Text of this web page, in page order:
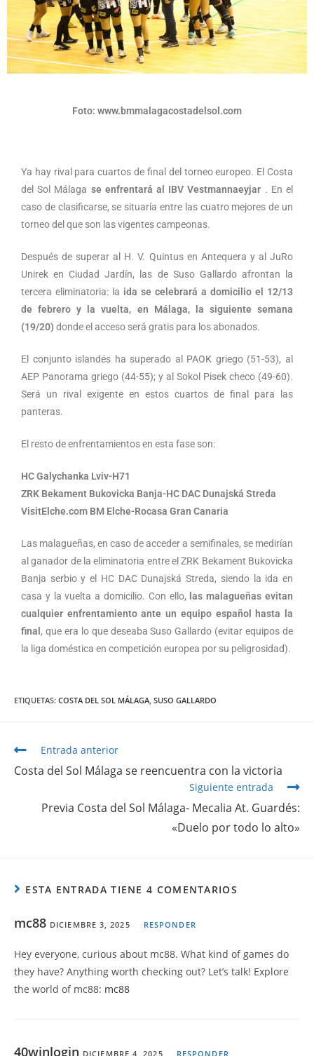
Foto: www.bmmalagacostadelsol.com
Ya hay rival para cuartos de final del torneo europeo. El Costa
del Sol Málaga se enfrentará al IBV Vestmannaeyjar . En el
caso de clasificarse, se situaría entre las cuatro mejores de un
torneo del que son las vigentes campeonas.
Después de superar al H. V. Quintus en Antequera y al JuRo
Unirek en Ciudad Jardín, las de Suso Gallardo afrontan la
tercera eliminatoria: la ida se celebrará a domicilio el 12/13
de febrero y la vuelta, en Málaga, la siguiente semana
(19/20) donde el acceso será gratis para los abonados.
El conjunto islandés ha superado al PAOK griego (51-53), al
AEP Panorama griego (44-55); y al Sokol Pisek checo (49-60).
Será un rival exigente en estos cuartos de final para las
panteras.
El resto de enfrentamientos en esta fase son:
HC Galychanka Lviv-H71
ZRK Bekament Bukovicka Banja-HC DAC Dunajská Streda
VisitElche.com BM Elche-Rocasa Gran Canaria
Las malagueñas, en caso de acceder a semifinales, se medirían
al ganador de la eliminatoria entre el ZRK Bekament Bukovicka
Banja serbio y el HC DAC Dunajská Streda, siendo la ida en
casa y la vuelta a domicilio. Con ello, las malagueñas evitan
cualquier enfrentamiento ante un equipo español hasta la
final , que era lo que deseaba Suso Gallardo (evitar equipos de
la liga doméstica en competición europea por su peligrosidad).
ETIQUETAS: COSTA DEL SOL MÁLAGA, SUSO GALLARDO
Entrada anterior
Costa del Sol Málaga se reencuentra con la victoria
Siguiente entrada
Previa Costa del Sol Málaga- Mecalia At. Guardés:
«Duelo por todo lo alto»
ESTA ENTRADA TIENE 4 COMENTARIOS
mc88 DICIEMBRE 3, 2025 RESPONDER
Hey everyone, curious about mc88. What kind of games do
they have? Anything worth checking out? Let’s talk! Explore
the world of mc88: mc88
40winlogin DICIEMBRE 4, 2025 RESPONDER